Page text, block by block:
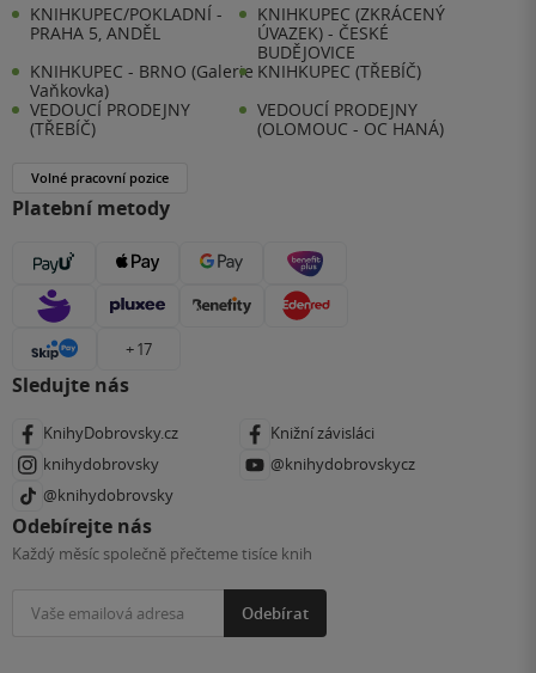
KNIHKUPEC/POKLADNÍ -
PRAHA 5, ANDĚL
KNIHKUPEC (ZKRÁCENÝ
ÚVAZEK) - ČESKÉ
BUDĚJOVICE
KNIHKUPEC - BRNO (Galerie
Vaňkovka)
KNIHKUPEC (TŘEBÍČ)
VEDOUCÍ PRODEJNY
(TŘEBÍČ)
VEDOUCÍ PRODEJNY
(OLOMOUC - OC HANÁ)
Volné pracovní pozice
Platební metody
+ 17
Sledujte nás
KnihyDobrovsky.cz
Knižní závisláci
knihydobrovsky
@knihydobrovskycz
@knihydobrovsky
Odebírejte nás
Každý měsíc společně přečteme tisíce knih
Odebírat